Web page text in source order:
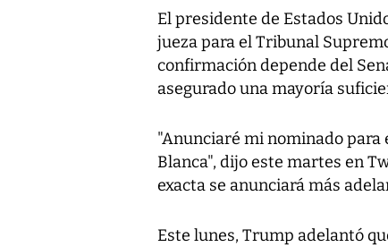
El presidente de Estados
jueza para el Tribunal
confirmación depende del
asegurado una mayoría
"Anunciaré mi nominado para
Blanca", dijo este martes en
exacta se anunciará más
Este lunes, Trump adelantó